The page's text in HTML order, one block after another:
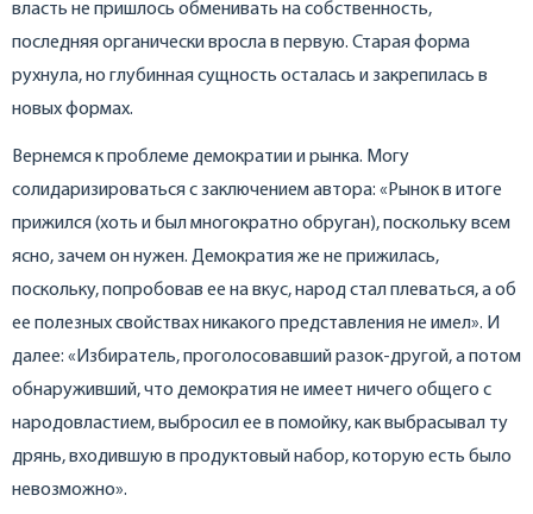
власть не пришлось обменивать на собственность,
последняя органически вросла в первую. Старая форма
рухнула, но глубинная сущность осталась и закрепилась в
новых формах.
Вернемся к проблеме демократии и рынка. Могу
солидаризироваться с заключением автора: «Рынок в итоге
прижился (хоть и был многократно обруган), поскольку всем
ясно, зачем он нужен. Демократия же не прижилась,
поскольку, попробовав ее на вкус, народ стал плеваться, а об
ее полезных свойствах никакого представления не имел». И
далее: «Избиратель, проголосовавший разок-другой, а потом
обнаруживший, что демократия не имеет ничего общего с
народовластием, выбросил ее в помойку, как выбрасывал ту
дрянь, входившую в продуктовый набор, которую есть было
невозможно».